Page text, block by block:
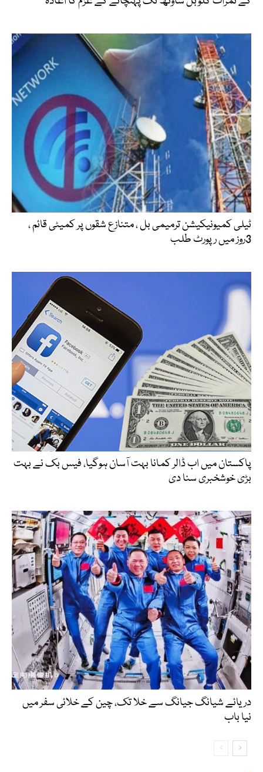
ٹیلی کمیونیکیشن ترمیمی بل ، متنازع شقوں پر کمیٹی قائم ،
3روز میں رپورٹ طلب
پاکستان میں اب ڈالر کمانا بہت آسان ہوگیا، فیس بک نے بہت
بڑی خوشخبری سنا دی
دریائے شیانگ جیانگ سے خلا تک، چین کے خلائی سفر میں
نیا باب